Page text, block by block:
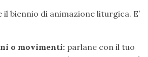
biennio di animazione liturgica. E’
o movimenti: parlane con il tuo